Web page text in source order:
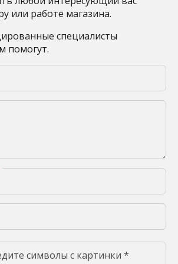
или работе магазина.
специалисты
помогут.